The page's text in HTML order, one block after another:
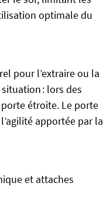
optimale du
pour l’extraire ou la
: lors des
étroite. Le porte
apportée par la
et attaches